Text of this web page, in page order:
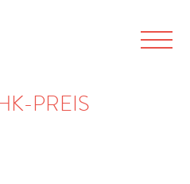
PREIS